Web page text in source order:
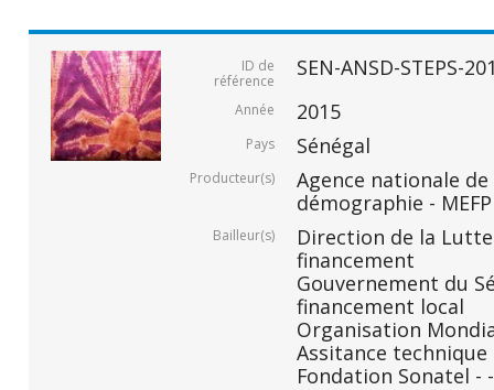
ID de
référence
SEN-ANSD-STEPS-
Année 2015
Pays Sénégal
Producteur(s)
Agence nationale
démographie - MEFP
Bailleur(s)
Direction de la
financement
Gouvernement du
financement local
Organisation
Assitance
Fondation Sonatel -